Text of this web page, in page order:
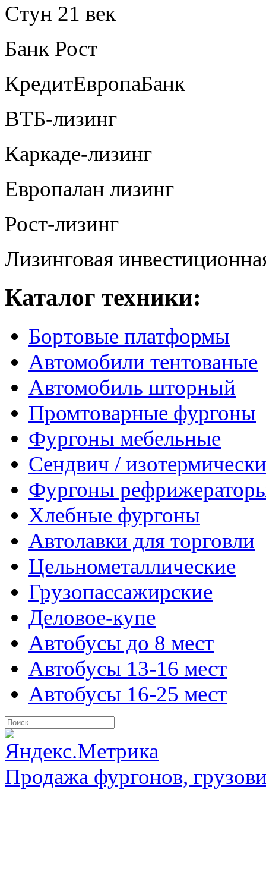
Стун 21 век
Банк Рост
КредитЕвропаБанк
ВТБ-лизинг
Каркаде-лизинг
Европалан лизинг
Рост-лизинг
Лизинговая
Каталог техники:
Бортовые платформы
Автомобили тентованые
Автомобиль шторный
Промтоварные фургоны
Фургоны мебельные
Сендвич /
Фургоны
Хлебные фургоны
Автолавки для торговли
Цельнометаллические
Грузопассажирские
Деловое-купе
Автобусы до 8 мест
Автобусы 13-16 мест
Автобусы 16-25 мест
Продажа фургонов,